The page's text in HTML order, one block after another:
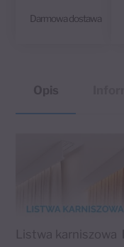
Darmowa dostawa
Listwa karniszowa